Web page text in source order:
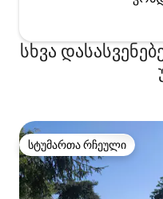
სხვა
სტუმართა რჩეული
სტუმართა რჩეული